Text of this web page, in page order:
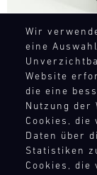
Wir
eine
Website
die eine
Nutzung der
Cookies, die
Daten über
Statistiken
Cookies, die